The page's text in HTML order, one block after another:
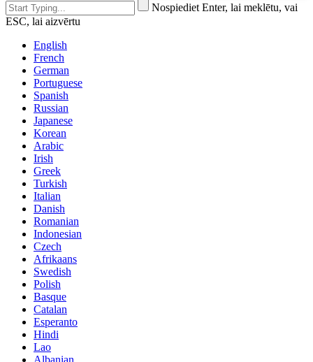
Nospiediet Enter, lai meklētu, vai
ESC, lai aizvērtu
English
French
German
Portuguese
Spanish
Russian
Japanese
Korean
Arabic
Irish
Greek
Turkish
Italian
Danish
Romanian
Indonesian
Czech
Afrikaans
Swedish
Polish
Basque
Catalan
Esperanto
Hindi
Lao
Albanian